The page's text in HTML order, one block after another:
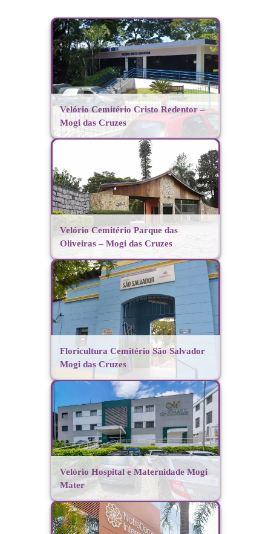
Velório Cemitério Cristo Redentor –
Mogi das Cruzes
Velório Cemitério Parque das
Oliveiras – Mogi das Cruzes
Floricultura Cemitério São Salvador
Mogi das Cruzes
Velório Hospital e Maternidade Mogi
Mater